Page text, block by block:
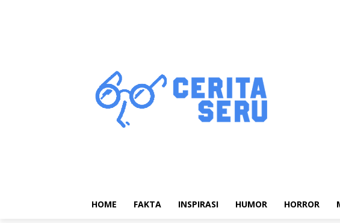
HOME FAKTA INSPIRASI HUMOR HORROR